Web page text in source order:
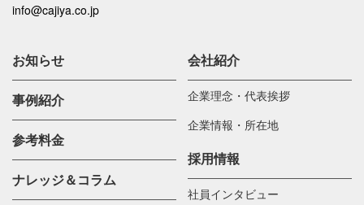
お知らせ
事例紹介
参考料金
ナレッジ＆コラム
会社紹介
企業理念・代表挨拶
企業情報・所在地
採用情報
社員インタビュー
info@cajiya.co.jp